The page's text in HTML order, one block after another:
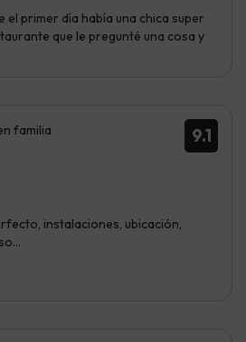
el primer día había una chica super
que le pregunté una cosa y
9.1
familia
instalaciones, ubicación,